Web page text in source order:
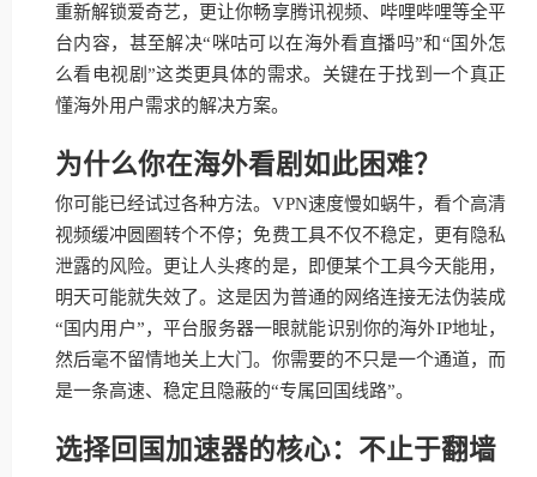
重新解锁爱奇艺，更让你畅享腾讯视频、哔哩哔哩等全平
台内容，甚至解决“咪咕可以在海外看直播吗”和“国外怎
么看电视剧”这类更具体的需求。关键在于找到一个真正
懂海外用户需求的解决方案。
为什么你在海外看剧如此困难？
你可能已经试过各种方法。VPN速度慢如蜗牛，看个高清
视频缓冲圆圈转个不停；免费工具不仅不稳定，更有隐私
泄露的风险。更让人头疼的是，即便某个工具今天能用，
明天可能就失效了。这是因为普通的网络连接无法伪装成
“国内用户”，平台服务器一眼就能识别你的海外IP地址，
然后毫不留情地关上大门。你需要的不只是一个通道，而
是一条高速、稳定且隐蔽的“专属回国线路”。
选择回国加速器的核心：不止于翻墙